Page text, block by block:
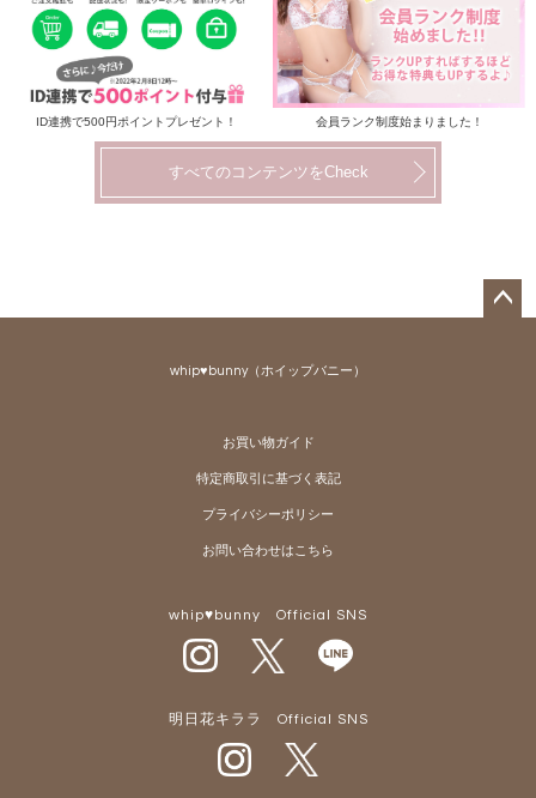
ID連携で500円ポイントプレゼント！ 会員ランク制度始まりました！
すべてのコンテンツをCheck
whip♥bunny（ホイップバニー）
お買い物ガイド
特定商取引に基づく表記
プライバシーポリシー
お問い合わせはこちら
whip♥bunny Official SNS
明日花キララ Official SNS